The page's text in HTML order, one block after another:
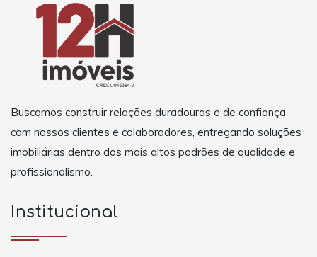
Buscamos construir relações duradouras e de confiança
com nossos clientes e colaboradores, entregando soluções
imobiliárias dentro dos mais altos padrões de qualidade e
profissionalismo.
Institucional